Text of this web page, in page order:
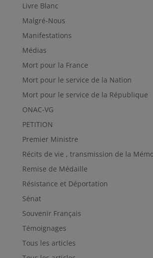
Livre Blanc
Malgré-Nous
Manifestations
Médias
Mort pour la France
Mort pour le service de la Nation
Mort pour le service de la République
ONAC-VG
PETITION
Premier Ministre
Récits de vie , transmission de la
Remise de Médaille
Résistance et Déportation
Sénat
Souvenir Français
Témoignages
Tous les articles